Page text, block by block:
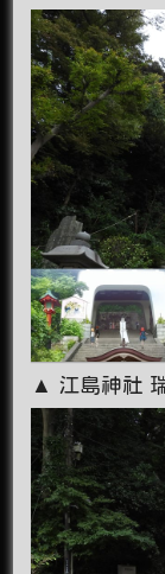
▲ 江島神社